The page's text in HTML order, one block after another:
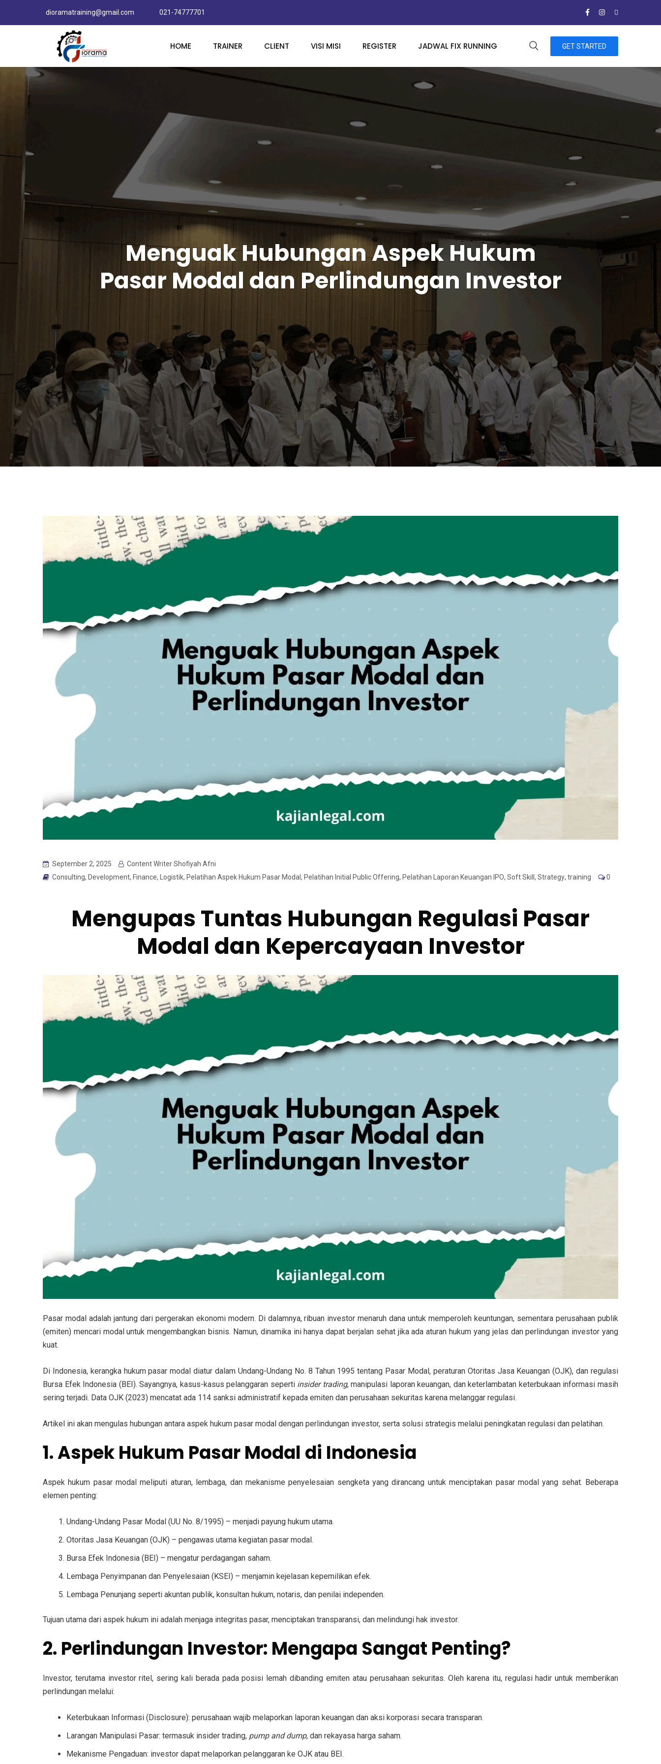
dioramatraining@gmail.com 021-74777701
HOME TRAINER CLIENT VISI MISI REGISTER JADWAL FIX RUNNING GET STARTED
Menguak Hubungan Aspek Hukum
Pasar Modal dan Perlindungan Investor
September 2, 2025
Content Writer Shofiyah Afni
Consulting, Development, Finance, Logistik, Pelatihan Aspek Hukum Pasar Modal, Pelatihan Initial Public Offering, Pelatihan Laporan Keuangan IPO, Soft Skill , Strategy, training 0
Mengupas Tuntas Hubungan Regulasi Pasar
Modal dan Kepercayaan Investor
Pasar modal adalah jantung dari pergerakan ekonomi modern. Di dalamnya, ribuan investor menaruh dana untuk memperoleh keuntungan, sementara perusahaan publik
(emiten) mencari modal untuk mengembangkan bisnis. Namun, dinamika ini hanya dapat berjalan sehat jika ada aturan hukum yang jelas dan perlindungan investor yang
kuat.
Di Indonesia, kerangka hukum pasar modal diatur dalam Undang-Undang No. 8 Tahun 1995 tentang Pasar Modal, peraturan Otoritas Jasa Keuangan (OJK), dan regulasi
Bursa Efek Indonesia (BEI). Sayangnya, kasus-kasus pelanggaran seperti insider trading, manipulasi laporan keuangan, dan keterlambatan keterbukaan informasi masih
sering terjadi. Data OJK (2023) mencatat ada 114 sanksi administratif kepada emiten dan perusahaan sekuritas karena melanggar regulasi.
Artikel ini akan mengulas hubungan antara aspek hukum pasar modal dengan perlindungan investor, serta solusi strategis melalui peningkatan regulasi dan pelatihan.
1. Aspek Hukum Pasar Modal di Indonesia
Aspek hukum pasar modal meliputi aturan, lembaga, dan mekanisme penyelesaian sengketa yang dirancang untuk menciptakan pasar modal yang sehat. Beberapa
elemen penting:
Undang-Undang Pasar Modal (UU No. 8/1995) – menjadi payung hukum utama.
Otoritas Jasa Keuangan (OJK) – pengawas utama kegiatan pasar modal.
Bursa Efek Indonesia (BEI) – mengatur perdagangan saham.
Lembaga Penyimpanan dan Penyelesaian (KSEI) – menjamin kejelasan kepemilikan efek.
Lembaga Penunjang seperti akuntan publik, konsultan hukum, notaris, dan penilai independen.
Tujuan utama dari aspek hukum ini adalah menjaga integritas pasar, menciptakan transparansi, dan melindungi hak investor.
2. Perlindungan Investor: Mengapa Sangat Penting?
Investor, terutama investor ritel, sering kali berada pada posisi lemah dibanding emiten atau perusahaan sekuritas. Oleh karena itu, regulasi hadir untuk memberikan
perlindungan melalui:
Keterbukaan Informasi (Disclosure): perusahaan wajib melaporkan laporan keuangan dan aksi korporasi secara transparan.
Larangan Manipulasi Pasar: termasuk insider trading, pump and dump, dan rekayasa harga saham.
Mekanisme Pengaduan: investor dapat melaporkan pelanggaran ke OJK atau BEI.